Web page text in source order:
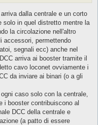
dalla centrale e un corto
solo in quel distretto mentre la
la circolazione nell'altro
accessori, permettendo
segnali ecc) anche nel
arriva ai booster tramite il
cavo loconet ovviamente i
da inviare ai binari (o a gli
caso solo con la centrale,
i booster contribuiscono al
DCC della centrale e
(a patto di essere